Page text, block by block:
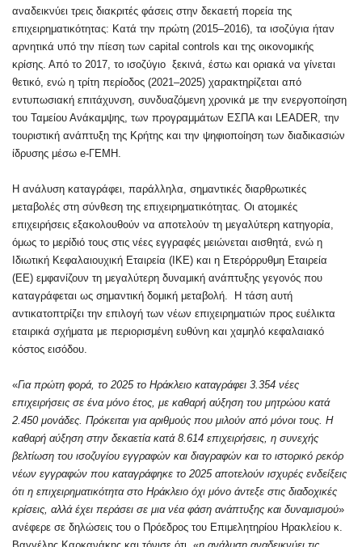
αναδεικνύει τρεις διακριτές φάσεις στην δεκαετή πορεία της
επιχειρηματικότητας: Κατά την πρώτη (2015–2016), τα ισοζύγια ήταν
αρνητικά υπό την πίεση των capital controls και της οικονομικής
κρίσης. Από το 2017, το ισοζύγιο ξεκινά, έστω και οριακά να γίνεται
θετικό, ενώ η τρίτη περίοδος (2021–2025) χαρακτηρίζεται από
εντυπωσιακή επιτάχυνση, συνδυαζόμενη χρονικά με την ενεργοποίηση
του Ταμείου Ανάκαμψης, των προγραμμάτων ΕΣΠΑ και LEADER, την
τουριστική ανάπτυξη της Κρήτης και την ψηφιοποίηση των διαδικασιών
ίδρυσης μέσω e-ΓΕΜΗ.
Η ανάλυση καταγράφει, παράλληλα, σημαντικές διαρθρωτικές
μεταβολές στη σύνθεση της επιχειρηματικότητας. Οι ατομικές
επιχειρήσεις εξακολουθούν να αποτελούν τη μεγαλύτερη κατηγορία,
όμως το μερίδιό τους στις νέες εγγραφές μειώνεται αισθητά, ενώ η
Ιδιωτική Κεφαλαιουχική Εταιρεία (ΙΚΕ) και η Ετερόρρυθμη Εταιρεία
(ΕΕ) εμφανίζουν τη μεγαλύτερη δυναμική ανάπτυξης γεγονός που
καταγράφεται ως σημαντική δομική μεταβολή. Η τάση αυτή
αντικατοπτρίζει την επιλογή των νέων επιχειρηματιών προς ευέλικτα
εταιρικά σχήματα με περιορισμένη ευθύνη και χαμηλό κεφαλαιακό
κόστος εισόδου.
«Για πρώτη φορά, το 2025 το Ηράκλειο καταγράφει 3.354 νέες
επιχειρήσεις σε ένα μόνο έτος, με καθαρή αύξηση του μητρώου κατά
2.450 μονάδες. Πρόκειται για αριθμούς που μιλούν από μόνοι τους. Η
καθαρή αύξηση στην δεκαετία κατά 8.614 επιχειρήσεις, η συνεχής
βελτίωση του ισοζυγίου εγγραφών και διαγραφών και το ιστορικό ρεκόρ
νέων εγγραφών που καταγράφηκε το 2025 αποτελούν ισχυρές ενδείξεις
ότι η επιχειρηματικότητα στο Ηράκλειο όχι μόνο άντεξε στις διαδοχικές
κρίσεις, αλλά έχει περάσει σε μια νέα φάση ανάπτυξης και δυναμισμού»
ανέφερε σε δηλώσεις του ο Πρόεδρος του Επιμελητηρίου Ηρακλείου κ.